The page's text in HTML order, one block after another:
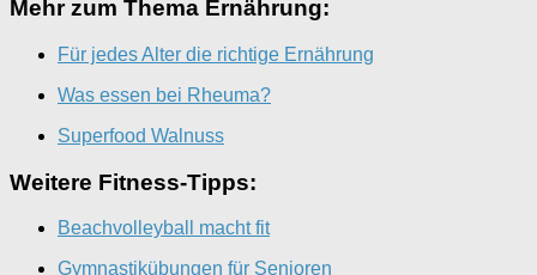
Mehr zum Thema Ernährung:
Für jedes Alter die richtige Ernährung
Was essen bei Rheuma?
Superfood Walnuss
Weitere Fitness-Tipps:
Beachvolleyball macht fit
Gymnastikübungen für Senioren